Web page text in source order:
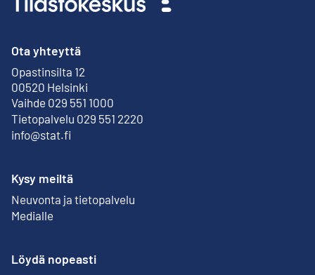
Ota yhteyttä
Opastinsilta 12
00520 Helsinki
Ulkoinen linkki
Vaihde 029 551 1000
Tietopalvelu 029 551 2220
info@stat.fi
Kysy meiltä
Neuvonta ja tietopalvelu
Medialle
Löydä nopeasti